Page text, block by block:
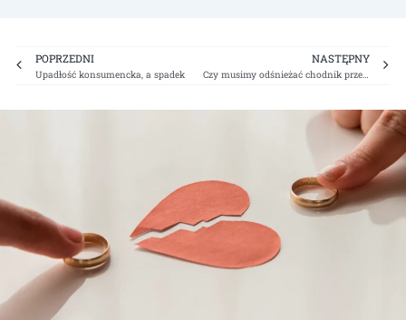
PrevPOPRZEDNI
Upadłość konsumencka, a spadek
NASTĘPNY
Czy musimy odśnieżać chodnik przed domem?